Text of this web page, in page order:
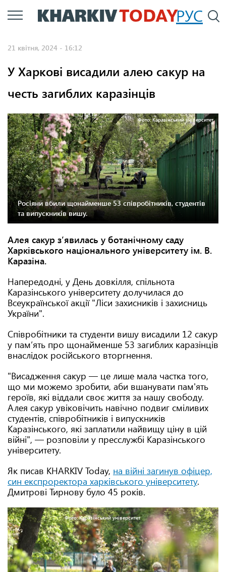
Перейти
до
РУС
21 квітня, 2024 - 16:12
У Харкові висадили алею сакур на
честь загиблих каразінців
Фото: Каразінський університет
Росіяни вбили щонайменше 53 співробітників, студентів
та випускників вишу.
Алея сакур з’явилась у ботанічному саду
Харківського національного університету ім. В.
Каразіна.
Напередодні, у День довкілля, спільнота
Каразінського університету долучилася до
Всеукраїнської акції "Ліси захисників і захисниць
України".
Співробітники та студенти вишу висадили 12 сакур
у памʼять про щонайменше 53 загиблих каразінців
внаслідок російського вторгнення.
"Висадження сакур — це лише мала частка того,
що ми можемо зробити, аби вшанувати пам'ять
героїв, які віддали своє життя за нашу свободу.
Алея сакур увіковічить навічно подвиг сміливих
студентів, співробітників і випускників
Каразінського, які заплатили найвищу ціну в цій
війні", — розповіли у пресслужбі Каразінського
університету.
Як писав KHARKIV Today, на війні загинув офіцер,
син експроректора харківського університету.
Дмитрові Тирнову було 45 років.
Фото: Каразінський університет